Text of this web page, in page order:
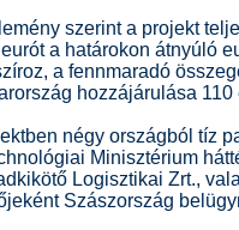
szerint a projekt
a határokon átnyúló
a fennmaradó
hozzájárulása 110
négy országból tíz
Minisztérium
Logisztikai Zrt.,
Szászország